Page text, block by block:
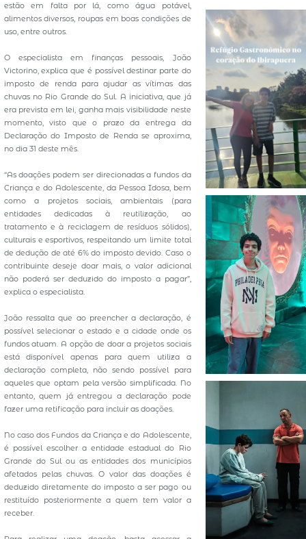
estão em falta por lá, como água potável,
alimentos diversos, roupas em boas condições de
uso, entre outros.
O especialista em finanças pessoais, João
Victorino, explica que é possível destinar parte do
imposto de renda para ajudar as vítimas das
chuvas no Rio Grande do Sul. A iniciativa, que já
era prevista em lei, ganha mais visibilidade neste
momento, visto que o prazo da entrega da
Declaração do Imposto de Renda se aproxima,
no dia 31 deste mês.
“As doações podem ser direcionadas a fundos da
Criança e do Adolescente, da Pessoa Idosa, bem
como a projetos sociais, ambientais (para
entidades dedicadas à reutilização, ao
tratamento e à reciclagem de resíduos sólidos),
culturais e esportivos, respeitando um limite total
de dedução de até 6% do imposto devido. Caso o
contribuinte deseje doar mais, o valor adicional
não poderá ser deduzido do imposto a pagar”,
explica o especialista.
João ressalta que ao preencher a declaração, é
possível selecionar o estado e a cidade onde os
fundos atuam. A opção de doar a projetos sociais
está disponível apenas para quem utiliza a
declaração completa, não sendo possível para
aqueles que optam pela versão simplificada. No
entanto, quem já entregou a declaração pode
fazer uma retificação para incluir as doações.
No caso dos Fundos da Criança e do Adolescente,
é possível escolher a entidade estadual do Rio
Grande do Sul ou as entidades dos municípios
afetados pelas chuvas. O valor das doações é
deduzido diretamente do imposto a ser pago ou
restituído posteriormente a quem tem valor a
receber.